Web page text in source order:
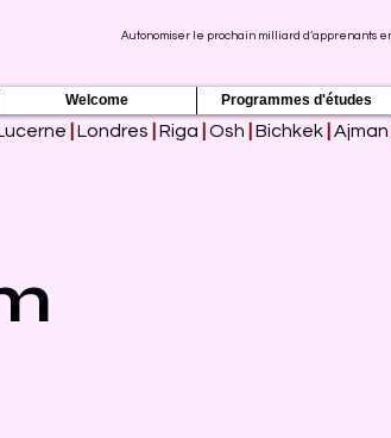
Autonomiser le prochain milliard d’apprenants
Welcome Programmes d'études
Londres Riga Osh Bichkek Ajman